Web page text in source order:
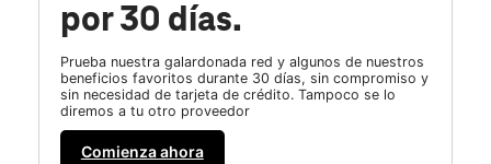
por 30 días.
Prueba nuestra galardonada red y algunos de nuestros
beneficios favoritos durante 30 días, sin compromiso y
sin necesidad de tarjeta de crédito. Tampoco se lo
diremos a tu otro proveedor
Comienza ahora